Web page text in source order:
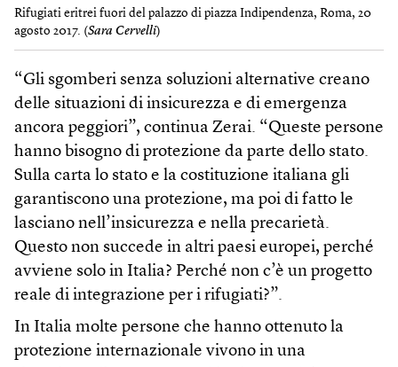
Rifugiati eritrei fuori del palazzo di piazza Indipendenza, Roma, 20
agosto 2017. (Sara Cervelli)
“Gli sgomberi senza soluzioni alternative creano
delle situazioni di insicurezza e di emergenza
ancora peggiori”, continua Zerai. “Queste persone
hanno bisogno di protezione da parte dello stato.
Sulla carta lo stato e la costituzione italiana gli
garantiscono una protezione, ma poi di fatto le
lasciano nell’insicurezza e nella precarietà.
Questo non succede in altri paesi europei, perché
avviene solo in Italia? Perché non c’è un progetto
reale di integrazione per i rifugiati?”.
In Italia molte persone che hanno ottenuto la
protezione internazionale vivono in una